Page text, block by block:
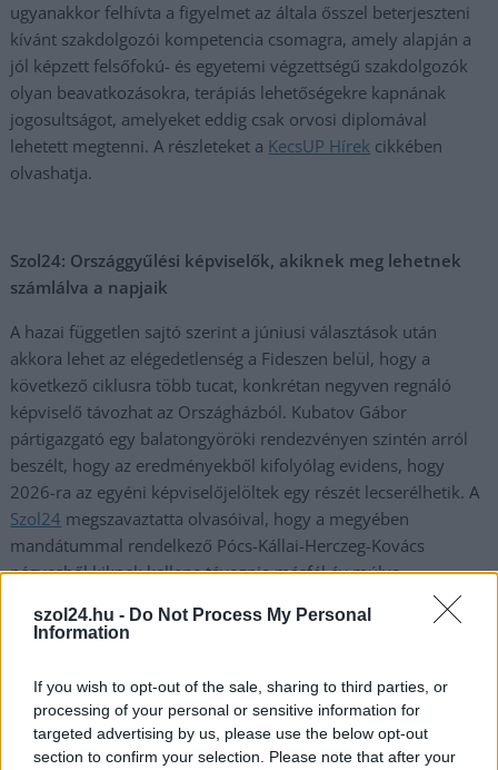
szol24.hu - Do Not Process My Personal
Information
If you wish to opt-out of the sale, sharing to third parties, or
processing of your personal or sensitive information for
targeted advertising by us, please use the below opt-out
section to confirm your selection. Please note that after your
ugyanakkor felhívta a figyelmet az általa ősszel beterjeszteni
kívánt szakdolgozói kompetencia csomagra, amely alapján a
jól képzett felsőfokú- és egyetemi végzettségű szakdolgozók
olyan beavatkozásokra, terápiás lehetőségekre kapnának
jogosultságot, amelyeket eddig csak orvosi diplomával
lehetett megtenni. A részleteket a KecsUP Hírek cikkében
olvashatja.
Szol24: Országgyűlési képviselők, akiknek meg lehetnek
számlálva a napjaik
A hazai független sajtó szerint a júniusi választások után
akkora lehet az elégedetlenség a Fideszen belül, hogy a
következő ciklusra több tucat, konkrétan negyven regnáló
képviselő távozhat az Országházból. Kubatov Gábor
pártigazgató egy balatongyöröki rendezvényen szintén arról
beszélt, hogy az eredményekből kifolyólag evidens, hogy
2026-ra az egyéni képviselőjelöltek egy részét lecserélhetik. A
Szol24 megszavaztatta olvasóival, hogy a megyében
mandátummal rendelkező Pócs-Kállai-Herczeg-Kovács
négyesből kiknek kellene távoznia másfél év múlva.
elkerülné a propagandát,iratkozzon fel hírlevelünkre!
Amennyiben szívesen lenne a támogatónk,kattintson
ideés csatlakozzon adománygyűjtésünkhöz.